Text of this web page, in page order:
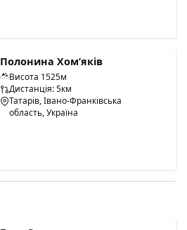
Полонина Хом’яків
Висота 1525м
Дистанція: 5км
Татарів, Івано-Франківська
область, Україна